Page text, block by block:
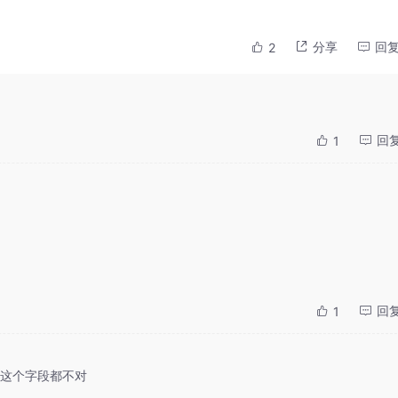
2 分享 回
1 回
1 回
个字段都不对